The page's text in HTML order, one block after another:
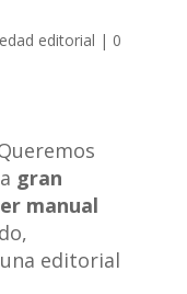
editorial | 0
gran
manual
editorial